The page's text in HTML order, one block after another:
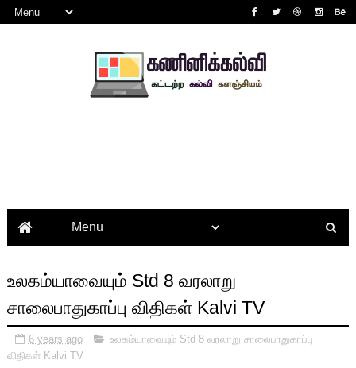
உலகம்யாவையும் Std 8 வரலாறு
சாலைபாதுகாப்பு விதிகள் Kalvi TV
6 years ago
உலகம்யாவையும் Std 8 வரலாறு சாலைபாதுகாப்பு
விதிகள் Kalvi TV